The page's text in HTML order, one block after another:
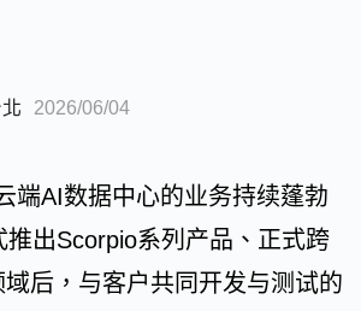
2026/06/04
端AI数据中心的业务持续蓬勃
出Scorpio系列产品、正式跨
域后，与客户共同开发与测试的